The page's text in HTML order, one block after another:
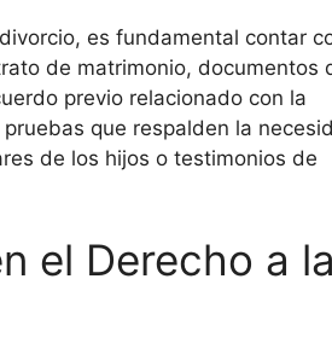
es fundamental contar
de matrimonio, documentos
previo relacionado con la
que respalden la
de los hijos o testimonios de
el Derecho a la